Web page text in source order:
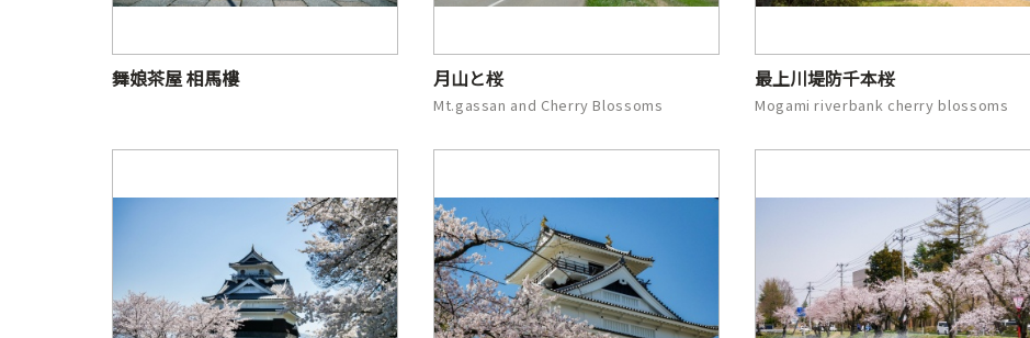
舞娘茶屋 相馬樓 月山と桜
Mt.gassan and Cherry Blossoms
最上川堤防千本桜
Mogami riverbank cherry blossoms